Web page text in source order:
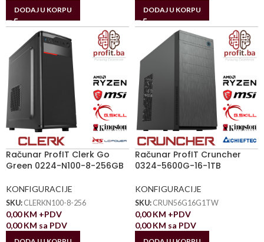
DODAJ U KORPU DODAJ U KORPU
Računar ProfIT Clerk Go
Green 0224-N100-8-256GB
KONFIGURACIJE
SKU: CLERKN100-8-256
0,00KM +PDV
0,00KM sa PDV
Računar ProfIT Cruncher
0324-5600G-16-1TB
KONFIGURACIJE
SKU: CRUN56G16G1TW
0,00KM +PDV
0,00KM sa PDV